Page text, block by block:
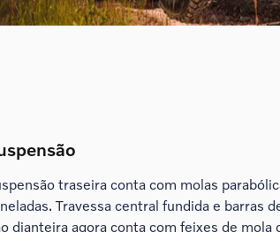
traseira conta com molas
Travessa central fundida e barras
dianteira agora conta com feixes de mola